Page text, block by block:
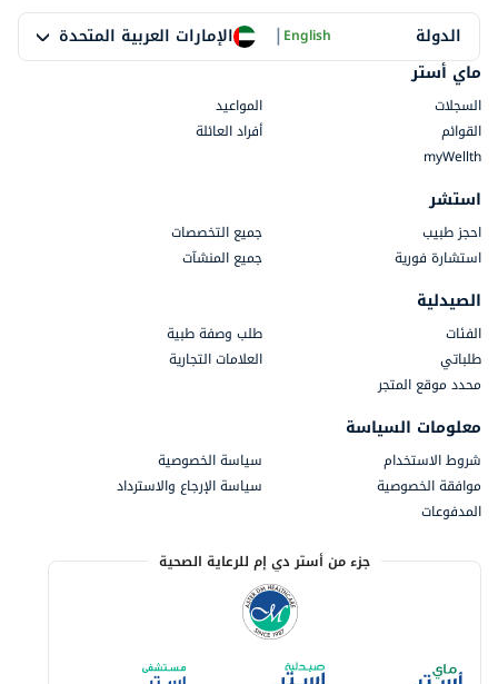
الدولة الإمارات العربية المتحدة |English
ماي أستر
السجلات
المواعيد
القوائم
أفراد العائلة
myWellth
استشر
احجز طبيب
جميع التخصصات
استشارة فورية
جميع المنشآت
الصيدلية
الفئات
طلب وصفة طبية
طلباتي
العلامات التجارية
محدد موقع المتجر
معلومات السياسة
شروط الاستخدام
سياسة الخصوصية
موافقة الخصوصية
سياسة الإرجاع والاسترداد
المدفوعات
جزء من أستر دي إم للرعاية الصحية